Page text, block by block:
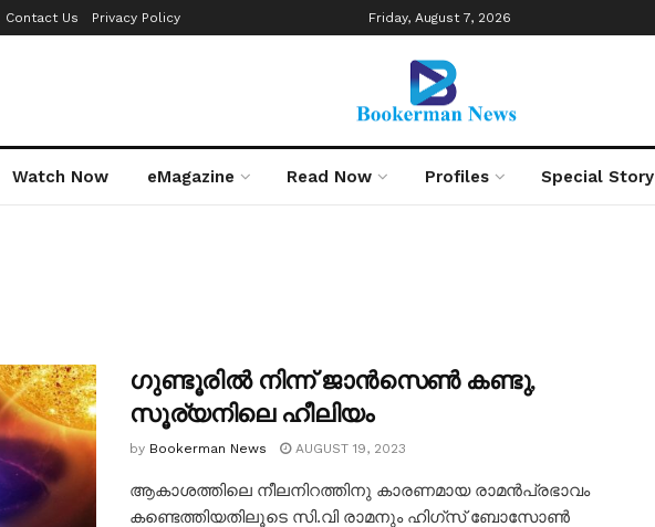
Contact Us Privacy Policy Friday, August 7, 2026
Watch Now eMagazine Read Now Profiles Special Story
ഗുണ്ടൂരില്‍ നിന്ന് ജാന്‍സെണ്‍ കണ്ടു,
സൂര്യനിലെ ഹീലിയം
by Bookerman News AUGUST 19, 2023
ആകാശത്തിലെ നീലനിറത്തിനു കാരണമായ രാമന്‍പ്രഭാവം
കണ്ടെത്തിയതിലൂടെ സി.വി രാമനും ഹിഗ്‌സ് ബോസോണ്‍